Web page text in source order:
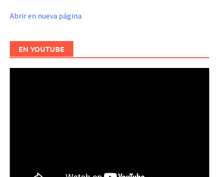
Abrir en nueva página
EN YOUTUBE